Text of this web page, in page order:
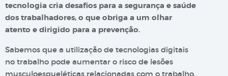
tecnologia cria desafios para a segurança e saúde
dos trabalhadores, o que obriga a um olhar
atento e dirigido para a prevenção.
Sabemos que a utilização de tecnologias digitais
no trabalho pode aumentar o risco de lesões
musculoesqueléticas relacionadas com o trabalho.